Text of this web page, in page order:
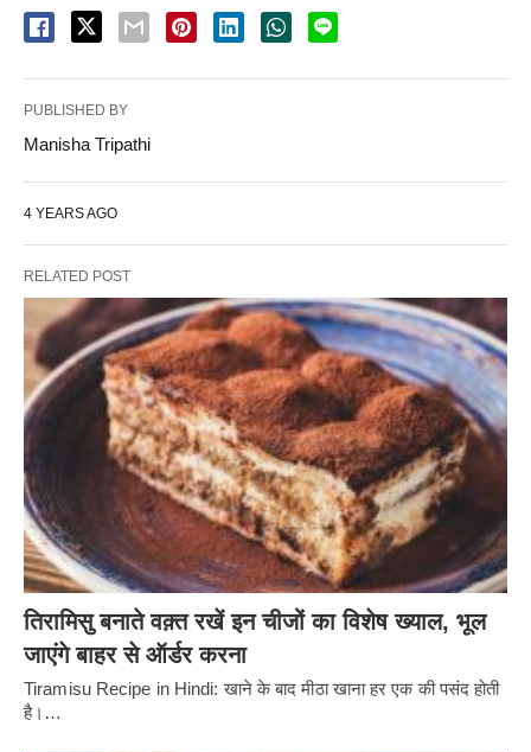
PUBLISHED BY
Manisha Tripathi
4 YEARS AGO
RELATED POST
तिरामिसु बनाते वक़्त रखें इन चीजों का विशेष ख्याल, भूल
जाएंगे बाहर से ऑर्डर करना
Tiramisu Recipe in Hindi: खाने के बाद मीठा खाना हर एक की पसंद होती
है।…